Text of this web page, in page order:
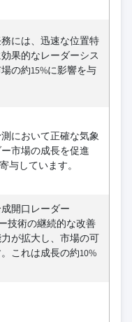
には、迅速な位置特
果的なレーダーシス
の約15%に影響を与
において正確な気象
市場の成長を促進
与しています。
開口レーダー
技術の継続的な改善
が拡大し、市場の可
これは成長の約10%